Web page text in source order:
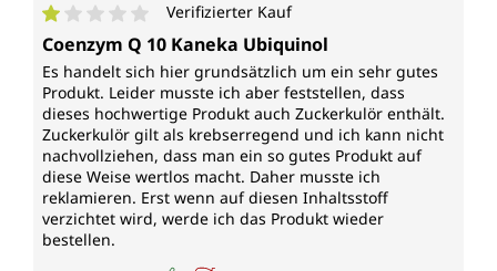
Durchschnittliche Bewertung von 1 von 5 Sternen
Verifizierter Kauf
Coenzym Q 10 Kaneka Ubiquinol
Es handelt sich hier grundsätzlich um ein sehr gutes
Produkt. Leider musste ich aber feststellen, dass
dieses hochwertige Produkt auch Zuckerkulör enthält.
Zuckerkulör gilt als krebserregend und ich kann nicht
nachvollziehen, dass man ein so gutes Produkt auf
diese Weise wertlos macht. Daher musste ich
reklamieren. Erst wenn auf diesen Inhaltsstoff
verzichtet wird, werde ich das Produkt wieder
bestellen.